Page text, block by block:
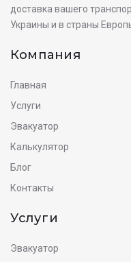
доставка вашего
Украины и в страны
Компания
Главная
Услуги
Эвакуатор
Калькулятор
Блог
Контакты
Услуги
Эвакуатор